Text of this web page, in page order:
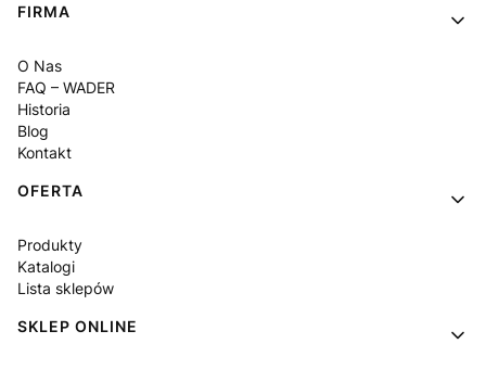
Linki w stopce
FIRMA
O Nas
FAQ – WADER
Historia
Blog
Kontakt
OFERTA
Produkty
Katalogi
Lista sklepów
SKLEP ONLINE